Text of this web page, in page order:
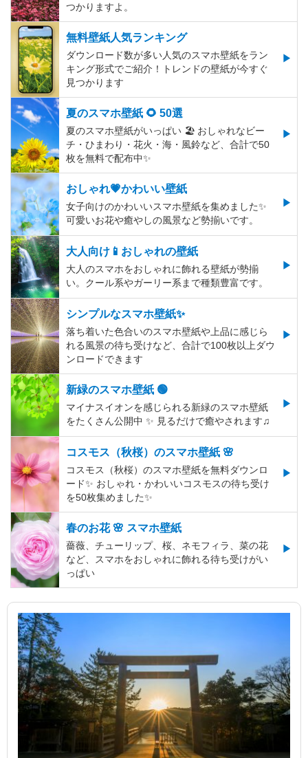
つかりますよ。
無料壁紙人気ランキング
ダウンロード数が多い人気のスマホ壁紙をラン
キング形式でご紹介！トレンドの壁紙が今すぐ
見つかります
夏のスマホ壁紙 🌻 50選
夏のスマホ壁紙がいっぱい 🏖 おしゃれなビー
チ・ひまわり・花火・海・風鈴など、合計で50
枚を無料で配布中✨
おしゃれ💗かわいい壁紙
女子向けのかわいいスマホ壁紙を集めました✨
可愛いお花や癒やしの風景など勢揃いです。
大人向け📱おしゃれの壁紙
大人のスマホをおしゃれに飾れる壁紙が勢揃
い。クール系やガーリー系まで種類豊富です。
シンプルなスマホ壁紙✨
落ち着いた色合いのスマホ壁紙や上品に感じら
れる風景の待ち受けなど、合計で100枚以上ダウ
ンロードできます
新緑のスマホ壁紙 🟢
マイナスイオンを感じられる新緑のスマホ壁紙
をたくさん公開中 ✨ 見るだけで癒やされます♫
コスモス（秋桜）のスマホ壁紙 🌸
コスモス（秋桜）のスマホ壁紙を無料ダウンロ
ード✨️ おしゃれ・かわいいコスモスの待ち受け
を50枚集めました✨️
春のお花 🌸 スマホ壁紙
薔薇、チューリップ、桜、ネモフィラ、菜の花
など、スマホをおしゃれに飾れる待ち受けがい
っぱい